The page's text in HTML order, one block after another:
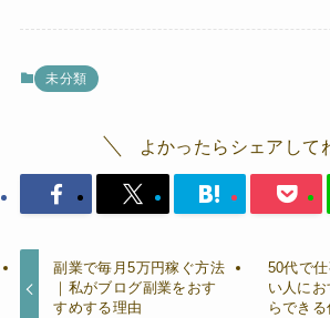
未分類
よかったらシェアして
副業で毎月5万円稼ぐ方法
｜私がブログ副業をおす
すめする理由
50代で
い人に
らでき